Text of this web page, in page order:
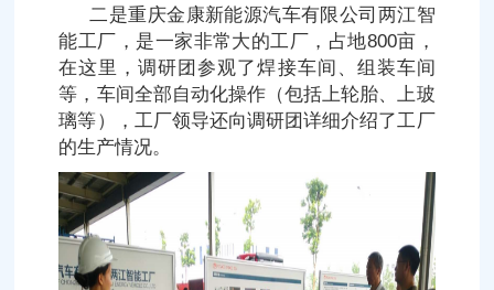
二是重庆金康新能源汽车有限公司两江智
能工厂，是一家非常大的工厂，占地800亩，
在这里，调研团参观了焊接车间、组装车间
等，车间全部自动化操作（包括上轮胎、上玻
璃等），工厂领导还向调研团详细介绍了工厂
的生产情况。